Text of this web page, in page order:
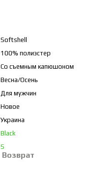
Softshell
100% полиэстер
Со съемным капюшоном
Весна/Осень
Для мужчин
Новое
Украина
Black
S
Возврат